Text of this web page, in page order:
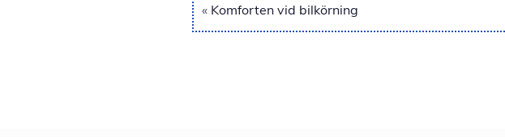
« Komforten vid bilkörning